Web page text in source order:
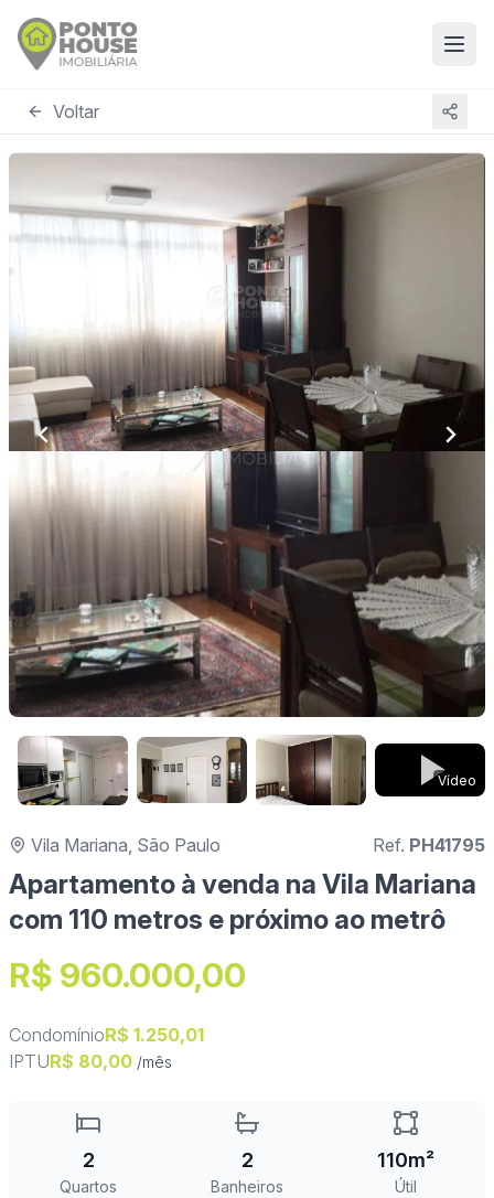
Voltar
Vídeo
Vila Mariana, São Paulo Ref. PH41795
Apartamento à venda na Vila Mariana
com 110 metros e próximo ao metrô
R$ 960.000,00
CondomínioR$ 1.250,01
IPTUR$ 80,00 /mês
2
Quartos
2
Banheiros
110m²
Útil